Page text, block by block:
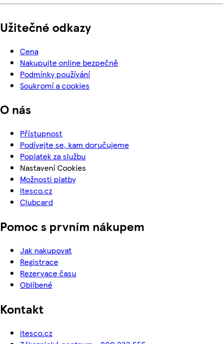
Užitečné odkazy
Cena
Nakupujte online bezpečně
Podmínky používání
Soukromí a cookies
O nás
Přístupnost
Podívejte se, kam doručujeme
Poplatek za službu
Nastavení Cookies
Možnosti platby
itesco.cz
Clubcard
Pomoc s prvním nákupem
Jak nakupovat
Registrace
Rezervace času
Oblíbené
Kontakt
itesco.cz